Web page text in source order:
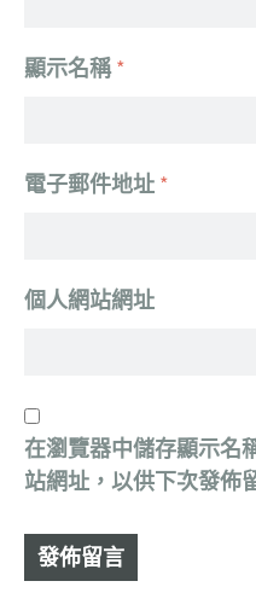
顯示名稱*
電子郵件地址 *
個人網站網址
在瀏覽器中儲存顯示名
站網址，以供下次發佈